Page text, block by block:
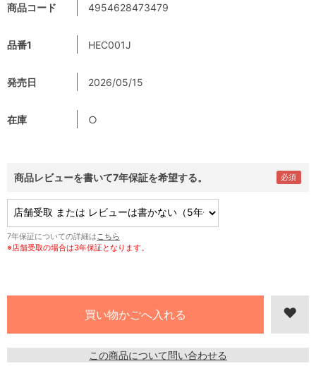
商品コード 4954628473479
品番1 HEC001J
発売日 2026/05/15
在庫 ○
商品レビューを書いて7年保証を希望する。
7年保証についての詳細は こちら
※店舗受取の場合は3年保証となります。
この商品について問い合わせる